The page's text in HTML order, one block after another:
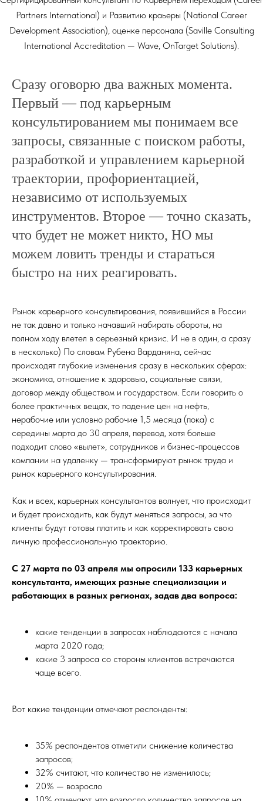
Partners International) и Развитию краьеры (National Career
Development Association), оценке персонала (Saville Consulting
International Accreditation — Wave, OnTarget Solutions).
Сразу оговорю два важных момента.
Первый — под карьерным
консультированием мы понимаем все
запросы, связанные с поиском работы,
разработкой и управлением карьерной
траектории, профориентацией,
независимо от используемых
инструментов. Второе — точно сказать,
что будет не может никто, НО мы
можем ловить тренды и стараться
быстро на них реагировать.
Рынок карьерного консультирования, появившийся в России
не так давно и только начавший набирать обороты, на
полном ходу влетел в серьезный кризис. И не в один, а сразу
в несколько) По словам Рубена Варданяна, сейчас
происходят глубокие изменения сразу в нескольких сферах:
экономика, отношение к здоровью, социальные связи,
договор между обществом и государством. Если говорить о
более практичных вещах, то падение цен на нефть,
нерабочие или условно рабочие 1,5 месяца (пока) с
середины марта до 30 апреля, перевод, хотя больше
подходит слово «вылет», сотрудников и бизнес-процессов
компании на удаленку — трансформируют рынок труда и
рынок карьерного консультирования.
Как и всех, карьерных консультантов волнует, что происходит
и будет происходить, как будут меняться запросы, за что
клиенты будут готовы платить и как корректировать свою
личную профессиональную траекторию.
С 27 марта по 03 апреля мы опросили 133 карьерных
консультанта, имеющих разные специализации и
работающих в разных регионах, задав два вопроса:
какие тенденции в запросах наблюдаются с начала
марта 2020 года;
какие 3 запроса со стороны клиентов встречаются
чаще всего.
Вот какие тенденции отмечают респонденты:
35% респондентов отметили снижение количества
запросов;
32% считают, что количество не изменилось;
20% — возросло